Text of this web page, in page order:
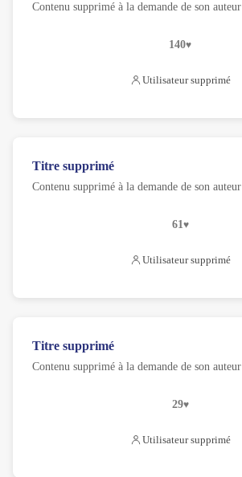
Contenu supprimé à la demande de son auteur
140
Utilisateur supprimé
Titre supprimé
Contenu supprimé à la demande de son auteur
61
Utilisateur supprimé
Titre supprimé
Contenu supprimé à la demande de son auteur
29
Utilisateur supprimé